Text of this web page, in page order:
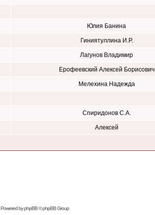
Юлия Банина
Гиниятуллина И.Р.
Лагунов Владимир
Ерофеевский Алексей Борисович
Мелехина Надежда
Спиридонов С.А.
Алексей
Powered byphpBB© phpBB Group